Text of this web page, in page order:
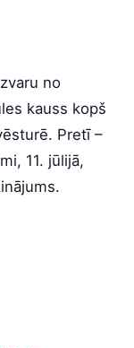
no
kauss kopš
Pretī –
11. jūlijā,